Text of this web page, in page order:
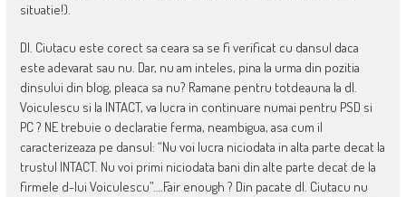
situatie!).
Dl. Ciutacu este corect sa ceara sa se fi verificat cu dansul daca
este adevarat sau nu. Dar, nu am inteles, pina la urma din pozitia
dinsului din blog, pleaca sa nu? Ramane pentru totdeauna la dl.
Voiculescu si la INTACT, va lucra in continuare numai pentru PSD si
PC ? NE trebuie o declaratie ferma, neambigua, asa cum il
caracterizeaza pe dansul: “Nu voi lucra niciodata in alta parte decat la
trustul INTACT. Nu voi primi niciodata bani din alte parte decat de la
firmele d-lui Voiculescu”….Fair enough ? Din pacate dl. Ciutacu nu